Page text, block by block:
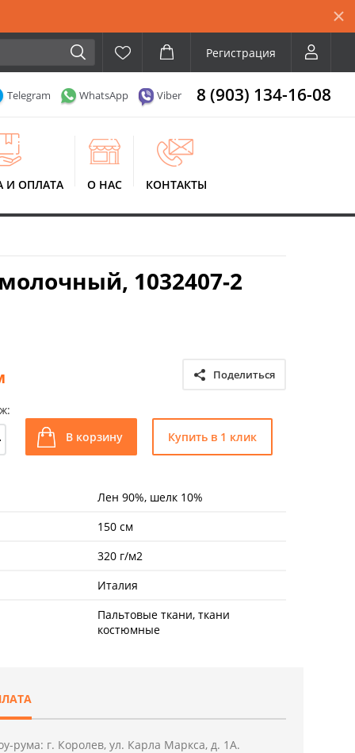
Регистрация
Telegram WhatsApp Viber 8 (903) 134-16-08
И ОПЛАТА О НАС КОНТАКТЫ
1032407-2
Поделиться
В корзину Купить в 1 клик
Лен 90%, шелк 10%
150 см
320 г/м2
Италия
Пальтовые ткани, ткани
костюмные
рума: г. Королев, ул. Карла Маркса, д. 1А.